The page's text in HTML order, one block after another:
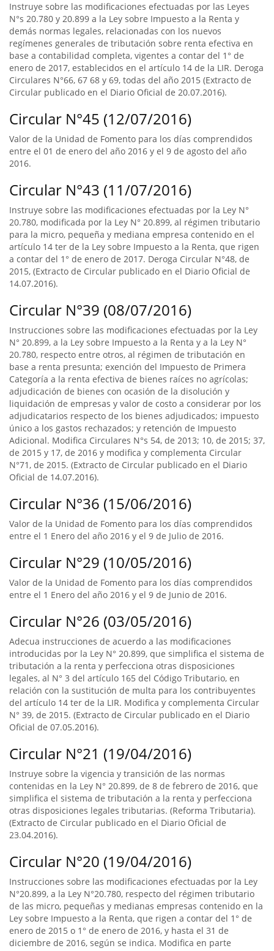
Instruye sobre las modificaciones efectuadas por las Leyes
N°s 20.780 y 20.899 a la Ley sobre Impuesto a la Renta y
demás normas legales, relacionadas con los nuevos
regímenes generales de tributación sobre renta efectiva en
base a contabilidad completa, vigentes a contar del 1° de
enero de 2017, establecidos en el artículo 14 de la LIR. Deroga
Circulares N°66, 67 68 y 69, todas del año 2015 (Extracto de
Circular publicado en el Diario Oficial de 20.07.2016).
Circular N°45 (12/07/2016)
Valor de la Unidad de Fomento para los días comprendidos
entre el 01 de enero del año 2016 y el 9 de agosto del año
2016.
Circular N°43 (11/07/2016)
Instruye sobre las modificaciones efectuadas por la Ley N°
20.780, modificada por la Ley N° 20.899, al régimen tributario
para la micro, pequeña y mediana empresa contenido en el
artículo 14 ter de la Ley sobre Impuesto a la Renta, que rigen
a contar del 1° de enero de 2017. Deroga Circular N°48, de
2015, (Extracto de Circular publicado en el Diario Oficial de
14.07.2016).
Circular N°39 (08/07/2016)
Instrucciones sobre las modificaciones efectuadas por la Ley
N° 20.899, a la Ley sobre Impuesto a la Renta y a la Ley N°
20.780, respecto entre otros, al régimen de tributación en
base a renta presunta; exención del Impuesto de Primera
Categoría a la renta efectiva de bienes raíces no agrícolas;
adjudicación de bienes con ocasión de la disolución y
liquidación de empresas y valor de costo a considerar por los
adjudicatarios respecto de los bienes adjudicados; impuesto
único a los gastos rechazados; y retención de Impuesto
Adicional. Modifica Circulares N°s 54, de 2013; 10, de 2015; 37,
de 2015 y 17, de 2016 y modifica y complementa Circular
N°71, de 2015. (Extracto de Circular publicado en el Diario
Oficial de 14.07.2016).
Circular N°36 (15/06/2016)
Valor de la Unidad de Fomento para los días comprendidos
entre el 1 Enero del año 2016 y el 9 de Julio de 2016.
Circular N°29 (10/05/2016)
Valor de la Unidad de Fomento para los días comprendidos
entre el 1 Enero del año 2016 y el 9 de Junio de 2016.
Circular N°26 (03/05/2016)
Adecua instrucciones de acuerdo a las modificaciones
introducidas por la Ley N° 20.899, que simplifica el sistema de
tributación a la renta y perfecciona otras disposiciones
legales, al N° 3 del artículo 165 del Código Tributario, en
relación con la sustitución de multa para los contribuyentes
del artículo 14 ter de la LIR. Modifica y complementa Circular
N° 39, de 2015. (Extracto de Circular publicado en el Diario
Oficial de 07.05.2016).
Circular N°21 (19/04/2016)
Instruye sobre la vigencia y transición de las normas
contenidas en la Ley N° 20.899, de 8 de febrero de 2016, que
simplifica el sistema de tributación a la renta y perfecciona
otras disposiciones legales tributarias. (Reforma Tributaria).
(Extracto de Circular publicado en el Diario Oficial de
23.04.2016).
Circular N°20 (19/04/2016)
Instrucciones sobre las modificaciones efectuadas por la Ley
N°20.899, a la Ley N°20.780, respecto del régimen tributario
de las micro, pequeñas y medianas empresas contenido en la
Ley sobre Impuesto a la Renta, que rigen a contar del 1° de
enero de 2015 o 1° de enero de 2016, y hasta el 31 de
diciembre de 2016, según se indica. Modifica en parte